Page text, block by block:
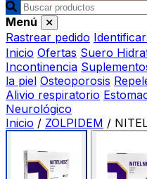
Menú
Rastrear pedido
Inicio Ofertas Suero
Incontinencia
la piel Osteoporosis
Alivio respiratorio
Neurológico
Inicio / ZOLPIDEM /